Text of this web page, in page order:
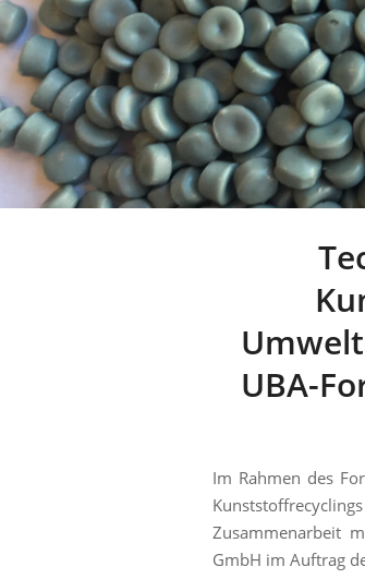
UBA-
Im Rahmen des
Zusammenarbeit
GmbH im Auftrag